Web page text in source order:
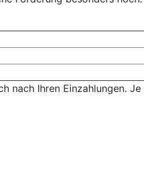
nach Ihren Einzahlungen.